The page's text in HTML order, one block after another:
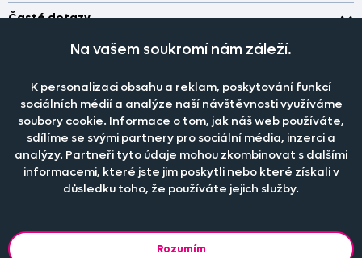
Staňte se členem klubu Dante.cz
Objevte slevy pro členy, získejte akční nabídky, novinky, tipy a
Doprava a platba
Obchodní podmínky
Nastavení cookies
Katalog zdarma
Časté dotazy
Jak změřit okno pro nákup záclon?
Jak prát záclony a závěsy?
Jak prát povlečení a prostěradla?
Informace o materiálech
Šití záclon a závěsů
PRODEJNÍ ODDĚLENÍ - TELEFONICKY
po-pá 7:30 - 16:00
Tel.:777 111 818
e-mail:dotazy@dante.cz
reklamace:reklamace@dante.cz
Na vašem soukromí nám záleží.
K personalizaci obsahu a reklam, poskytování funkcí
sociálních médií a analýze naší návštěvnosti využíváme
soubory cookie. Informace o tom, jak náš web používáte,
sdílíme se svými partnery pro sociální média, inzerci a
analýzy. Partneři tyto údaje mohou zkombinovat s dalšími
informacemi, které jste jim poskytli nebo které získali v
důsledku toho, že používáte jejich služby.
Rozumím